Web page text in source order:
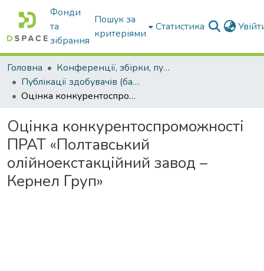
Фонди
та
зібрання
Пошук за
критеріями
Статистика
Головна
Конференції, збірки, публікації молодих вчених і здобувачів : магістрів, бакалаврів, аспірантів.
Публікації здобувачів (бакалаврів. магістрів, аспірантів)
Оцінка конкурентоспроможності ПРАТ «Полтавський олійноекстакційний завод – Кернел Груп»
Оцінка конкурентоспроможності
ПРАТ «Полтавський
олійноекстакційний завод –
Кернел Груп»